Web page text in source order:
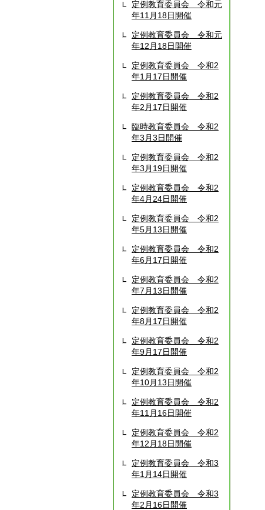
定例教育委員会 令和元
年11月18日開催
定例教育委員会 令和元
年12月18日開催
定例教育委員会 令和2
年1月17日開催
定例教育委員会 令和2
年2月17日開催
臨時教育委員会 令和2
年3月3日開催
定例教育委員会 令和2
年3月19日開催
定例教育委員会 令和2
年4月24日開催
定例教育委員会 令和2
年5月13日開催
定例教育委員会 令和2
年6月17日開催
定例教育委員会 令和2
年7月13日開催
定例教育委員会 令和2
年8月17日開催
定例教育委員会 令和2
年9月17日開催
定例教育委員会 令和2
年10月13日開催
定例教育委員会 令和2
年11月16日開催
定例教育委員会 令和2
年12月18日開催
定例教育委員会 令和3
年1月14日開催
定例教育委員会 令和3
年2月16日開催